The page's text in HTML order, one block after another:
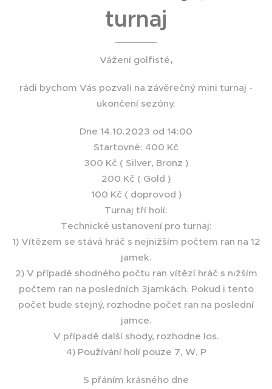
turnaj
Vážení golfisté,
rádi bychom Vás pozvali na závěrečný mini turnaj -
ukončení sezóny.
Dne 14.10.2023 od 14:00
Startovné: 400 Kč
300 Kč ( Silver, Bronz )
200 Kč ( Gold )
100 Kč ( doprovod )
Turnaj tří holí:
Technické ustanovení pro turnaj:
1) Vítězem se stává hráč s nejnižším počtem ran na 12
jamek.
2) V případě shodného počtu ran vítězí hráč s nižším
počtem ran na posledních 3jamkách. Pokud i tento
počet bude stejný, rozhodne počet ran na poslední
jamce.
V případě další shody, rozhodne los.
4) Používání holí pouze 7, W, P
S přáním krásného dne